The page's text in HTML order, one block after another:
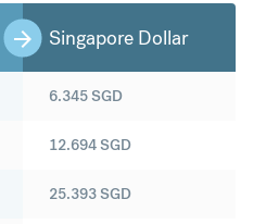
Singapore Dollar
6.345SGD
12.694SGD
25.393SGD